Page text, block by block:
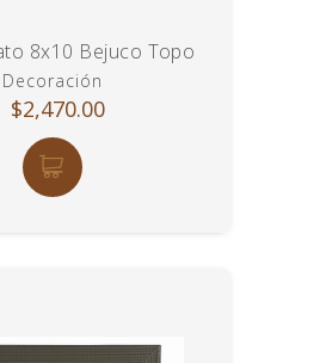
8x10 Bejuco Topo
Decoración
$2,470.00